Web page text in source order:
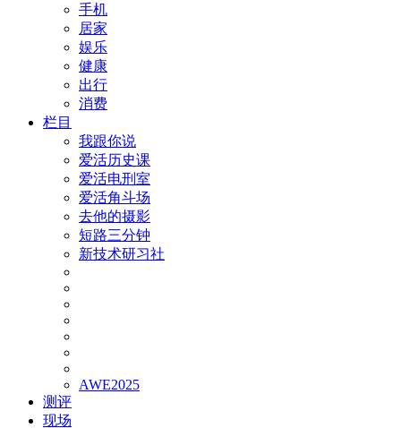
手机
居家
娱乐
健康
出行
消费
栏目
我跟你说
爱活历史课
爱活电刑室
爱活角斗场
去他的摄影
短路三分钟
新技术研习社
AWE2025
测评
现场